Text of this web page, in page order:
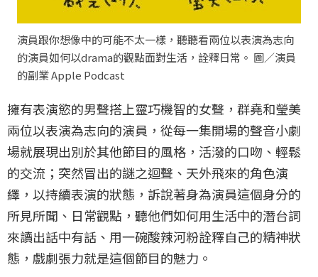
演員跟你想像中的可能不太一樣，聽聽看兩位以表演為志向
的演員如何以drama的觀點面對生活，詮釋日常。 圖／演員
的副業 Apple Podcast
擁有表演慾的男聲搭上靈巧機智的女聲，群堯和瑩美
兩位以表演為志向的演員，從每一集開場的聲音小劇
場就展現出別於其他節目的風格，活潑的口吻、輕鬆
的交流；突然冒出的謎之迴聲、天外飛來的角色演
繹，以持續表演的狀態，訴說著身為演員這個身分的
所見所聞、日常觀點，聽他們如何用生活中的潛台詞
來讀出話中有話、用一碗酸辣河粉詮釋自己的精神狀
態，戲劇張力就是這個節目的魅力。